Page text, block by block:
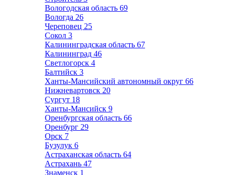
Вологодская область 69
Вологда 26
Череповец 25
Сокол 3
Калининградская область 67
Калининград 46
Светлогорск 4
Балтийск 3
Ханты-Мансийский автономный округ 66
Нижневартовск 20
Сургут 18
Ханты-Мансийск 9
Оренбургская область 66
Оренбург 29
Орск 7
Бузулук 6
Астраханская область 64
Астрахань 47
Знаменск 1